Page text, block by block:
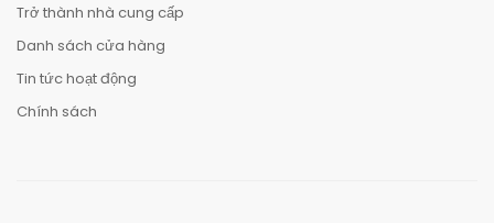
Trở thành nhà cung cấp
Danh sách cửa hàng
Tin tức hoạt động
Chính sách